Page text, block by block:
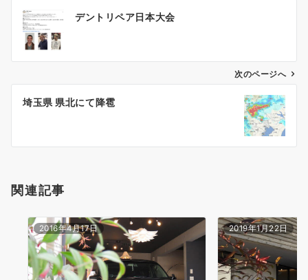
ン
デントリペア日本大会
次のページへ
埼玉県 県北にて降雹
関連記事
2016年4月17日 2019年1月22日